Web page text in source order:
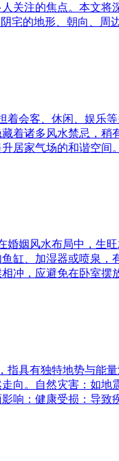
关注的焦点。本文
宅的地形、朝向、周
会客、休闲、娱乐
着诸多风水禁忌，
居家气场的和谐空间
姻风水布局中，
缸、加湿器或喷泉
冲，应避免在卧室摆
具有独特地势与能
向。自然灾害：如
响：健康受损：导致